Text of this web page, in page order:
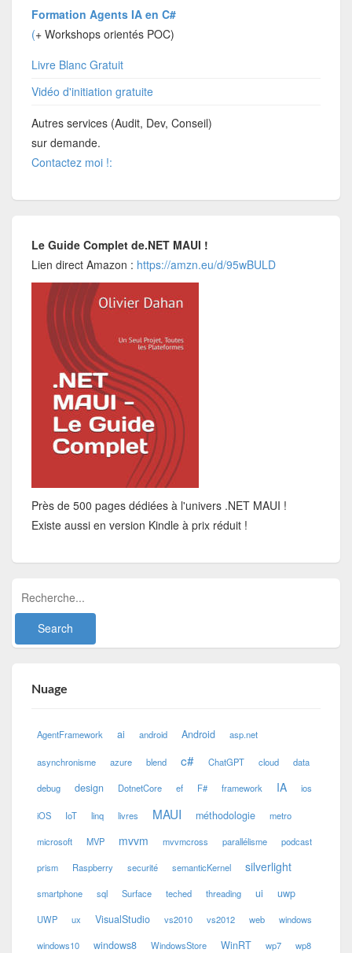
Formation Agents IA en C#
(+ Workshops orientés POC)
Livre Blanc Gratuit
Vidéo d'initiation gratuite
Autres services (Audit, Dev, Conseil)
sur demande.
Contactez moi !:
Le Guide Complet de.NET MAUI !
Lien direct Amazon : https://amzn.eu/d/95wBULD
Près de 500 pages dédiées à l'univers .NET MAUI !
Existe aussi en version Kindle à prix réduit !
Nuage
AgentFramework ai android Android asp.net
asynchronisme azure blend c# ChatGPT cloud data
debug design DotnetCore ef F# framework IA ios
iOS IoT linq livres MAUI méthodologie metro
microsoft MVP mvvm mvvmcross parallélisme podcast
prism Raspberry securité semanticKernel silverlight
smartphone sql Surface teched threading ui uwp
UWP ux VisualStudio vs2010 vs2012 web windows
windows10 windows8 WindowsStore WinRT wp7 wp8